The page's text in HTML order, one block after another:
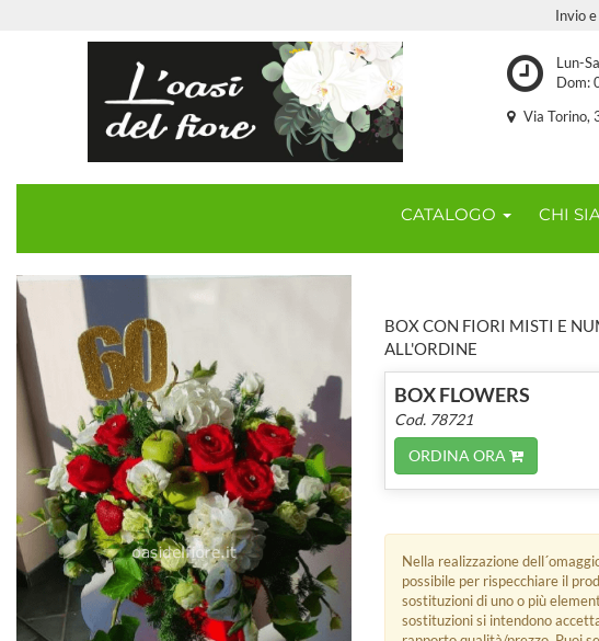
Invio
Lun-
Dom:
Via Torino,
CATALOGO CHI
BOX CON FIORI MISTI E
ALL'ORDINE
BOX FLOWERS
Cod. 78721
ORDINA ORA
Nella realizzazione
possibile per rispecchiare il
sostituzioni di uno o più
sostituzioni si intendono